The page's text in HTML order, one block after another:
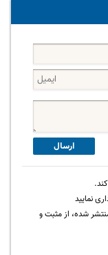
ارسال
نمایید
شده، از مثبت و